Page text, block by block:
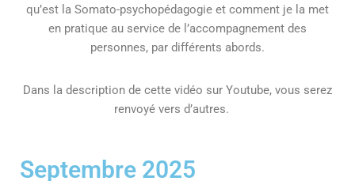
qu’est la Somato-psychopédagogie et comment je la met
en pratique au service de l’accompagnement des
personnes, par différents abords.
Dans la description de cette vidéo sur Youtube, vous serez
renvoyé vers d’autres.
Septembre 2025